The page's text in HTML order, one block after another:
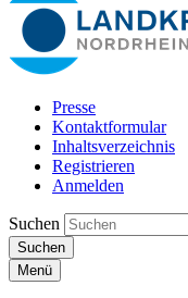
Presse
Kontaktformular
Inhaltsverzeichnis
Registrieren
Anmelden
Suchen
Suchen
Menü